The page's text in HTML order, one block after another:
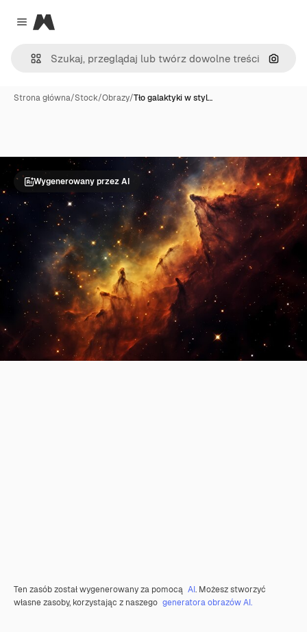
Close menu
Magnific
Szukaj
Strona główna/Stock/Obrazy/Tło galaktyki w styl…
Wygenerowany przez AI
Ten zasób został wygenerowany za pomocą AI. Możesz stworzyć
własne zasoby, korzystając z naszego generatora obrazów AI.